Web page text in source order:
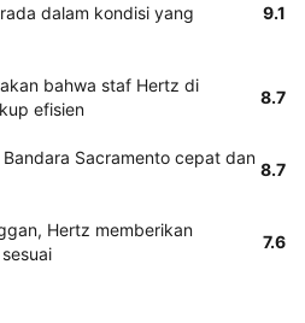
dalam kondisi yang
9.1
bahwa staf Hertz di
efisien
8.7
Sacramento cepat dan
8.7
Hertz memberikan
7.6